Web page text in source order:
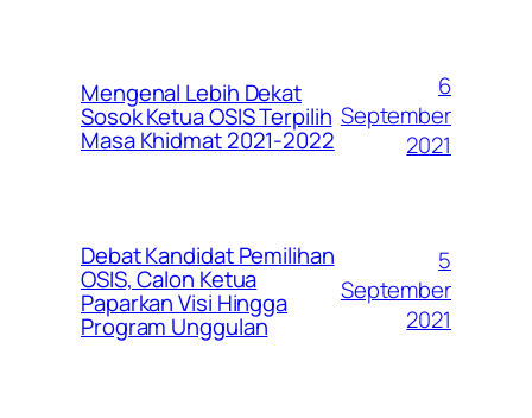
Mengenal Lebih Dekat
Sosok Ketua OSIS Terpilih
Masa Khidmat 2021-2022
6
September
2021
Debat Kandidat Pemilihan
OSIS, Calon Ketua
Paparkan Visi Hingga
Program Unggulan
5
September
2021